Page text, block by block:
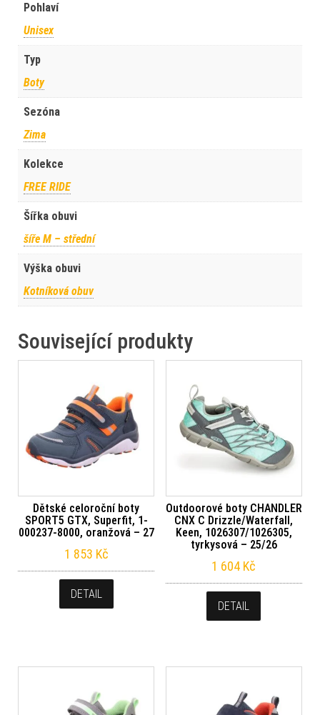
Pohlaví
Unisex
Typ
Boty
Sezóna
Zima
Kolekce
FREE RIDE
Šířka obuvi
šíře M – střední
Výška obuvi
Kotníková obuv
Související produkty
Dětské celoroční boty
SPORT5 GTX, Superfit, 1-
000237-8000, oranžová – 27
1 853 Kč
DETAIL
Outdoorové boty CHANDLER
CNX C Drizzle/Waterfall,
Keen, 1026307/1026305,
tyrkysová – 25/26
1 604 Kč
DETAIL